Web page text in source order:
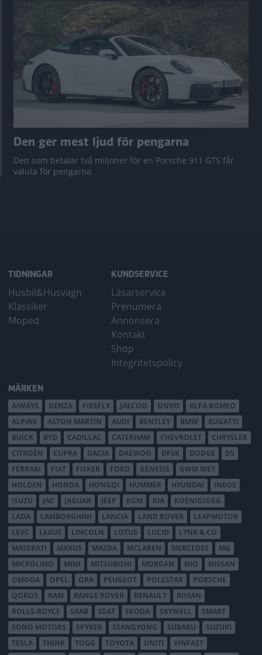
Den ger mest ljud för pengarna
Den som betalar två miljoner för en Porsche 911 GTS får
valuta för pengarna.
TIDNINGAR
Husbil&Husvagn
Klassiker
Moped
KUNDSERVICE
Läsarservice
Prenumera
Annonsera
Kontakt
Shop
Integritetspolicy
MÄRKEN
AIWAYS DENZA FIREFLY JAECOO ONVO
ALFA ROMEO
ALPINE
ASTON MARTIN AUDI BENTLEY BMW
BUGATTI
BUICK
BYD CADILLAC CATERHAM CHEVROLET
CHRYSLER
CITROËN
CUPRA DACIA DAEWOO DFSK DODGE
DS
FERRARI
FIAT FISKER FORD GENESIS
GWM WEY
HOLDEN
HONDA HONGQI HUMMER HYUNDAI
INEOS
ISUZU
JAC JAGUAR JEEP KGM KIA
KOENIGSEGG
LADA
LAMBORGHINI LANCIA LAND ROVER
LEAPMOTOR
LEVC
LEXUS LINCOLN LOTUS LUCID
LYNK & CO
MASERATI
MAXUS MAZDA MCLAREN MERCEDES
MG
MICROLINO
MINI MITSUBISHI MORGAN NIO
NISSAN
OMODA
OPEL ORA PEUGEOT POLESTAR
PORSCHE
QOROS
RAM RANGE ROVER RENAULT
RIVIAN
ROLLS-ROYCE
SAAB SEAT SKODA SKYWELL
SMART
SONO MOTORS
SPYKER SSANGYONG SUBARU
SUZUKI
TESLA
THINK TOGG TOYOTA UNITI
VINFAST